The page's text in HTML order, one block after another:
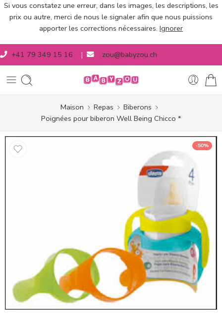
Si vous constatez une erreur, dans les images, les descriptions, les
prix ou autre, merci de nous le signaler afin que nous puissions
apporter les corrections nécessaires. Ignorer
+41 79 349 15 16 | zou@babyzou.ch
Maison Repas
Biberons
Poignées pour biberon Well Being Chicco *
-50%